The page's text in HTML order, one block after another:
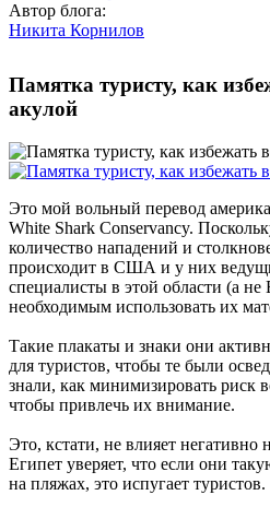
Автор блога:
Никита Корнилов
Памятка туристу, как
акулой
Это мой вольный перевод
White Shark Conservancy.
количество нападений и
происходит в США и у них
специалисты в этой области (а не
необходимым использовать их
Такие плакаты и знаки они
для туристов, чтобы те были
знали, как минимизировать риск
чтобы привлечь их внимание.
Это, кстати, не влияет негативно
Египет уверяет, что если они
на пляжах, это испугает туристов.